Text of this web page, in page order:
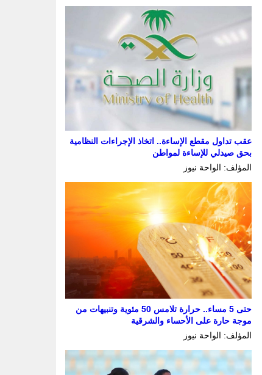
عقب تداول مقطع الإساءة.. اتخاذ الإجراءات النظامية
بحق صيدلي للإساءة لمواطن
المؤلف: الواحة نيوز
حتى 5 مساء.. حرارة تلامس 50 مئوية وتنبيهات من
موجة حارة على الأحساء والشرقية
المؤلف: الواحة نيوز